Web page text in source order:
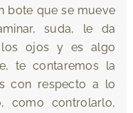
bote que se mueve
suda, le da
ojos y es algo
te contaremos la
con respecto a lo
como controlarlo,